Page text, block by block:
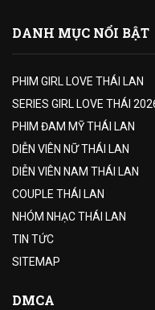
DANH MỤC NỔI BẬT
PHIM GIRL LOVE THÁI LAN
SERIES GIRL LOVE THÁI
PHIM ĐAM MỸ THÁI LAN
DIỄN VIÊN NỮ THÁI LAN
DIỄN VIÊN NAM THÁI LAN
COUPLE THÁI LAN
NHÓM NHẠC THÁI LAN
TIN TỨC
SITEMAP
DMCA